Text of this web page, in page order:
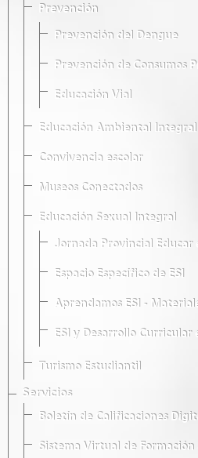
Prevención
Prevención del Dengue
Prevención de Consumos
Educación Vial
Educación Ambiental Integral
Convivencia escolar
Museos Conectados
Educación Sexual Integral
Jornada Provincial Educar
Espacio Específico de ESI
Aprendamos ESI -
ESI y Desarrollo Curricular
Turismo Estudiantil
Servicios
Boletín de Calificaciones
Sistema Virtual de Formación